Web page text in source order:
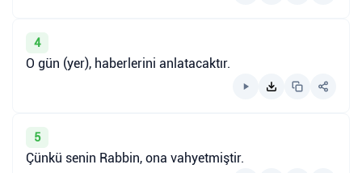
4
O gün (yer), haberlerini anlatacaktır.
5
Çünkü senin Rabbin, ona vahyetmiştir.